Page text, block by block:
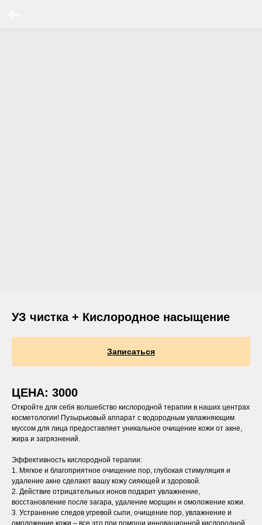
УЗ чистка + Кислородное насыщение
Записаться
ЦЕНА: 3000
Откройте для себя волшебство кислородной терапии в наших центрах
косметологии! Пузырьковый аппарат с водородным увлажняющим
муссом для лица предоставляет уникальное очищение кожи от акне,
жира и загрязнений.
Эффективность кислородной терапии:
1. Мягкое и благоприятное очищение пор, глубокая стимуляция и
удаление акне сделают вашу кожу сияющей и здоровой.
2. Действие отрицательных ионов подарит увлажнение,
восстановление после загара, удаление морщин и омоложение кожи.
3. Устранение следов угревой сыпи, очищение пор, увлажнение и
омоложение кожи – все это при помощи инновационной кислородной